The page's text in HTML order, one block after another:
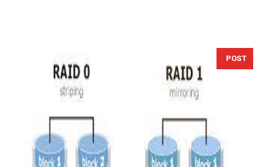
POST